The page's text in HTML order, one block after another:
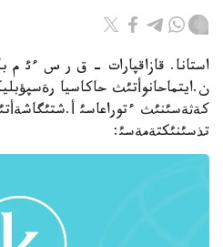
استانا. قازاقپارات - ق ر س ءئ م
ن.ايتماحانوأتئث حاكاسيا
كةثةسئنئث ءتوراعاسئ
تذسئنئكتةمةسئ: